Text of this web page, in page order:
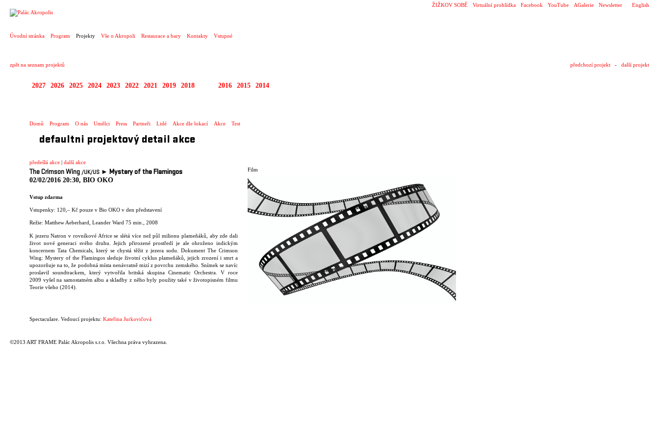
English
ŽIŽKOV SOBĚ Virtuální prohlídka Facebook YouTube AGalerie Newsletter
Úvodní stránka Program Projekty Vše o Akropoli Restaurace a bary Kontakty Vstupné
zpět na seznam projektů předchozí projekt - další projekt
2027 2026 2025 2024 2023 2022 2021 2019 2018 2016 2015 2014
Domů Program O nás Umělci Press Partneři Lidé Akce dle lokací Akce Test
defaultni projektový detail akce
předešlá akce | další akce
The Crimson Wing /UK/US ► Mystery of the Flamingos
02/02/2016 20:30, BIO OKO
Vstup zdarma
Vstupenky: 120,– Kč pouze v Bio OKO v den představení
Režie: Matthew Aeberhard, Leander Ward 75 min., 2008
K jezeru Natron v rovníkové Africe se slétá více než půl milionu plameňáků, aby zde dali
život nové generaci svého druhu. Jejich přirozené prostředí je ale ohroženo indickým
koncernem Tata Chemicals, který se chystá těžit z jezera sodu. Dokument The Crimson
Wing: Mystery of the Flamingos sleduje životní cyklus plameňáků, jejich zrození i smrt a
upozorňuje na to, že podobná místa nenávratně mizí z povrchu zemského. Snímek se navíc
proslavil soundtrackem, který vytvořila britská skupina Cinematic Orchestra. V roce
2009 vyšel na samostatném albu a skladby z něho byly použity také v životopisném filmu
Teorie všeho (2014).
Film
Spectaculare. Vedoucí projektu: Kateřina Jurkovičová
©2013 ART FRAME Palác Akropolis s.r.o. Všechna práva vyhrazena.